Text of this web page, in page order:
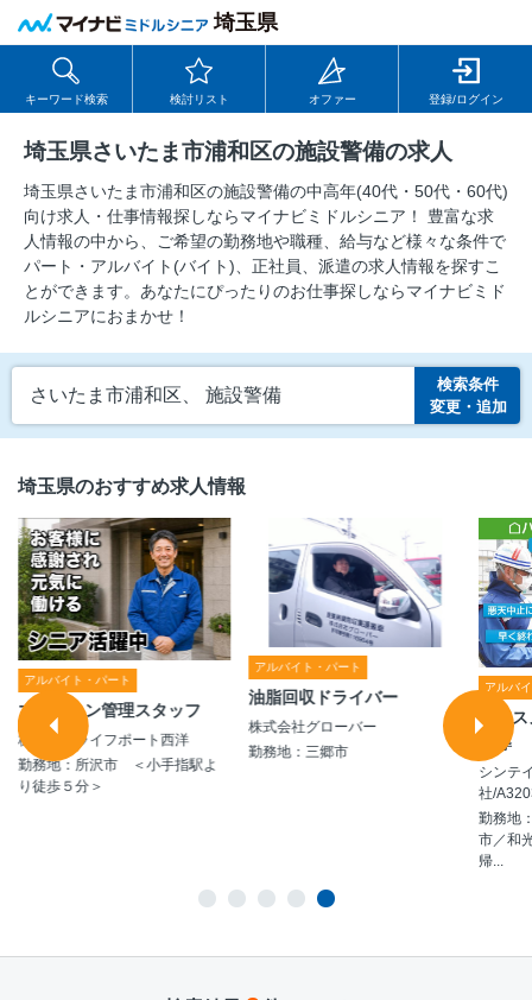
埼玉県
キーワード検索 検討リスト オファー 登録/ログイン
埼玉県さいたま市浦和区の施設警備の求人
埼玉県さいたま市浦和区の施設警備の中⾼年(40代・50代・60代)
向け求⼈・仕事情報探しならマイナビミドルシニア！ 豊富な求
人情報の中から、ご希望の勤務地や職種、給与など様々な条件で
パート・アルバイト(バイト)、正社員、派遣の求人情報を探すこ
とができます。あなたにぴったりのお仕事探しならマイナビミド
ルシニアにおまかせ！
さいたま市浦和区、 施設警備
検索条件
変更・追加
埼玉県のおすすめ求人情報
アルバイト・パート
マンション管理スタッフ
株式会社ライフポート西洋
勤務地：所沢市 ＜小手指駅よ
り徒歩５分＞
アルバイト・パート
油脂回収ドライバー
株式会社グローバー
勤務地：三郷市
アルバ
ハウ
誘導
シンテ
社/
勤務地
市／和
帰...